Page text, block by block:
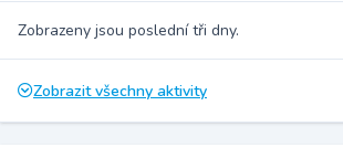
Zobrazeny jsou poslední tři dny.
Zobrazit všechny aktivity